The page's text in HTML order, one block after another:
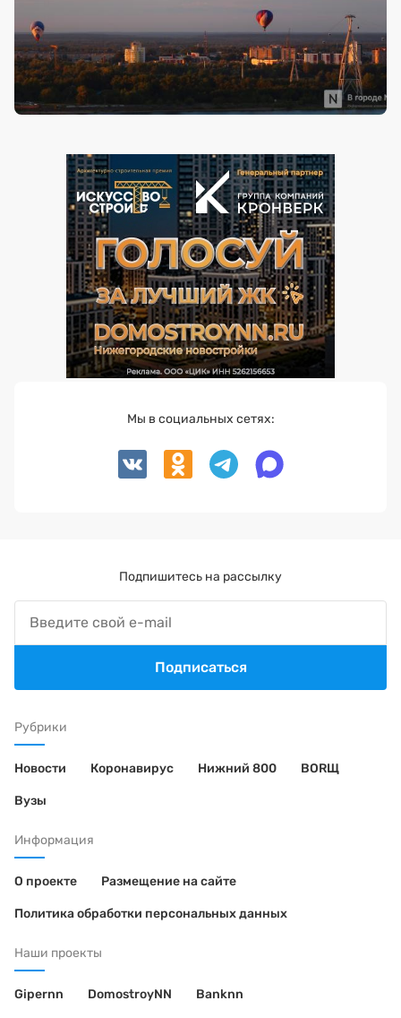
Рубрики
Новости Коронавирус Нижний 800 BORЩ
Вузы
Информация
О проекте Размещение на сайте
Политика обработки персональных данных
Наши проекты
Gipernn DomostroyNN Banknn
Мы в социальных сетях:
Подпишитесь на рассылку
Подписаться